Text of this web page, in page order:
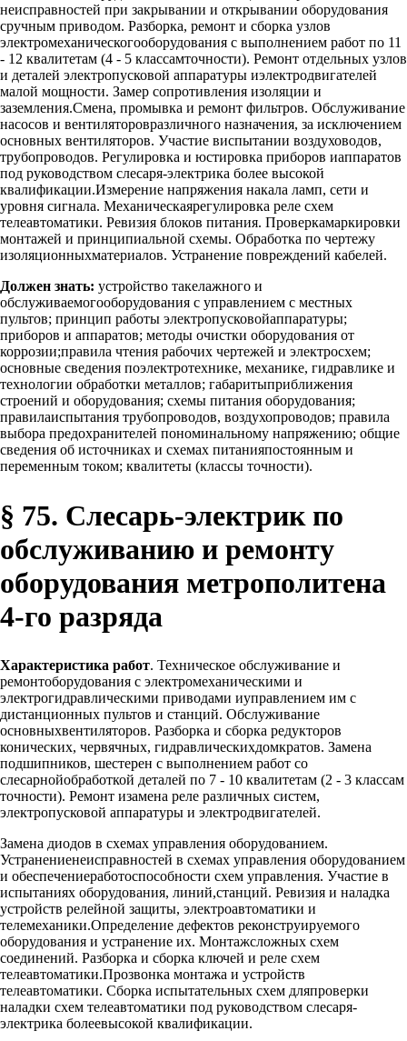
неисправностей при закрывании и открывании оборудования
сручным приводом. Разборка, ремонт и сборка узлов
электромеханическогооборудования с выполнением работ по 11
- 12 квалитетам (4 - 5 классамточности). Ремонт отдельных узлов
и деталей электропусковой аппаратуры иэлектродвигателей
малой мощности. Замер сопротивления изоляции и
заземления.Смена, промывка и ремонт фильтров. Обслуживание
насосов и вентиляторовразличного назначения, за исключением
основных вентиляторов. Участие виспытании воздуховодов,
трубопроводов. Регулировка и юстировка приборов иаппаратов
под руководством слесаря-электрика более высокой
квалификации.Измерение напряжения накала ламп, сети и
уровня сигнала. Механическаярегулировка реле схем
телеавтоматики. Ревизия блоков питания. Проверкамаркировки
монтажей и принципиальной схемы. Обработка по чертежу
изоляционныхматериалов. Устранение повреждений кабелей.
Должен знать: устройство такелажного и
обслуживаемогооборудования с управлением с местных
пультов; принцип работы электропусковойаппаратуры;
приборов и аппаратов; методы очистки оборудования от
коррозии;правила чтения рабочих чертежей и электросхем;
основные сведения поэлектротехнике, механике, гидравлике и
технологии обработки металлов; габаритыприближения
строений и оборудования; схемы питания оборудования;
правилаиспытания трубопроводов, воздухопроводов; правила
выбора предохранителей пономинальному напряжению; общие
сведения об источниках и схемах питанияпостоянным и
переменным током; квалитеты (классы точности).
§ 75. Слесарь-электрик по
обслуживанию и ремонту
оборудования метрополитена
4-го разряда
Характеристика работ. Техническое обслуживание и
ремонтоборудования с электромеханическими и
электрогидравлическими приводами иуправлением им с
дистанционных пультов и станций. Обслуживание
основныхвентиляторов. Разборка и сборка редукторов
конических, червячных, гидравлическихдомкратов. Замена
подшипников, шестерен с выполнением работ со
слесарнойобработкой деталей по 7 - 10 квалитетам (2 - 3 классам
точности). Ремонт изамена реле различных систем,
электропусковой аппаратуры и электродвигателей.
Замена диодов в схемах управления оборудованием.
Устранениенеисправностей в схемах управления оборудованием
и обеспечениеработоспособности схем управления. Участие в
испытаниях оборудования, линий,станций. Ревизия и наладка
устройств релейной защиты, электроавтоматики и
телемеханики.Определение дефектов реконструируемого
оборудования и устранение их. Монтажсложных схем
соединений. Разборка и сборка ключей и реле схем
телеавтоматики.Прозвонка монтажа и устройств
телеавтоматики. Сборка испытательных схем дляпроверки
наладки схем телеавтоматики под руководством слесаря-
электрика болеевысокой квалификации.